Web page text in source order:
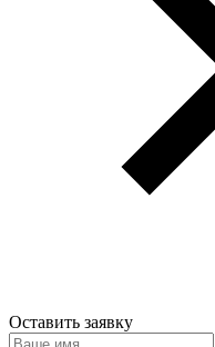
Оставить заявку